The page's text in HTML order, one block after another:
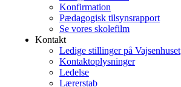
Konfirmation
Pædagogisk tilsynsrapport
Se vores skolefilm
Kontakt
Ledige stillinger på Vajsenhuset
Kontaktoplysninger
Ledelse
Lærerstab